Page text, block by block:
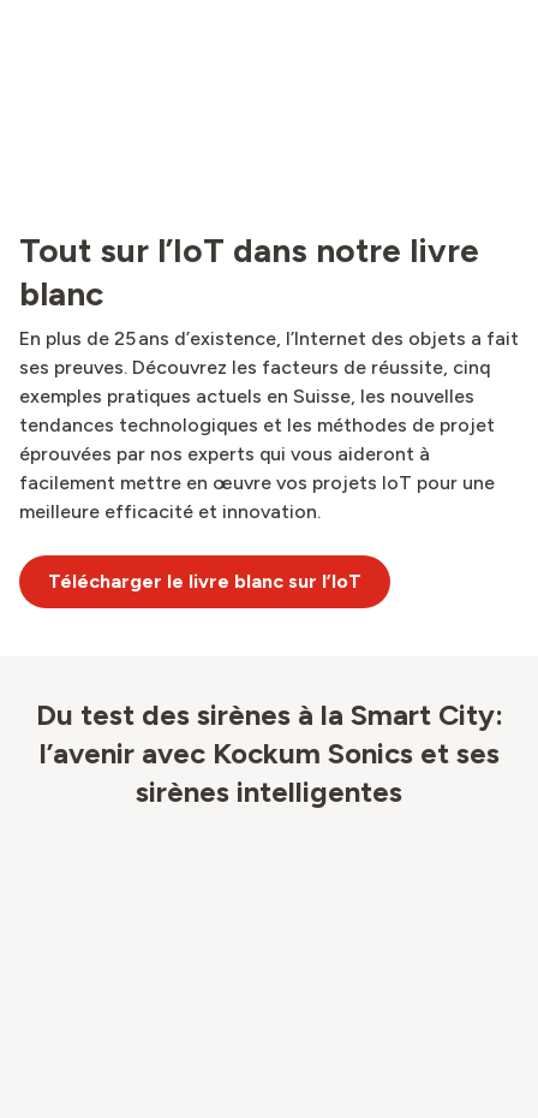
Tout sur l’IoT dans notre livre
blanc
En plus de 25 ans d’existence, l’Internet des objets a fait
ses preuves. Découvrez les facteurs de réussite, cinq
exemples pratiques actuels en Suisse, les nouvelles
tendances technologiques et les méthodes de projet
éprouvées par nos experts qui vous aideront à
facilement mettre en œuvre vos projets IoT pour une
meilleure efficacité et innovation.
Télécharger le livre blanc sur l’IoT
Du test des sirènes à la Smart City:
l’avenir avec Kockum Sonics et ses
sirènes intelligentes